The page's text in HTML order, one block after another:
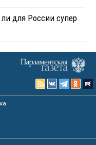
для России супер